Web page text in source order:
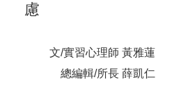
慮
文/實習心理師 黃雅蓮
總編輯/所長 薛凱仁